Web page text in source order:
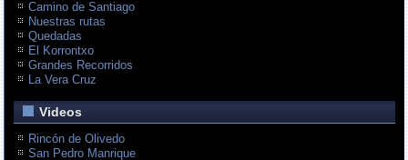
Camino de Santiago
Nuestras rutas
Quedadas
El Korrontxo
Grandes Recorridos
La Vera Cruz
Videos
Rincón de Olivedo
San Pedro Manrique